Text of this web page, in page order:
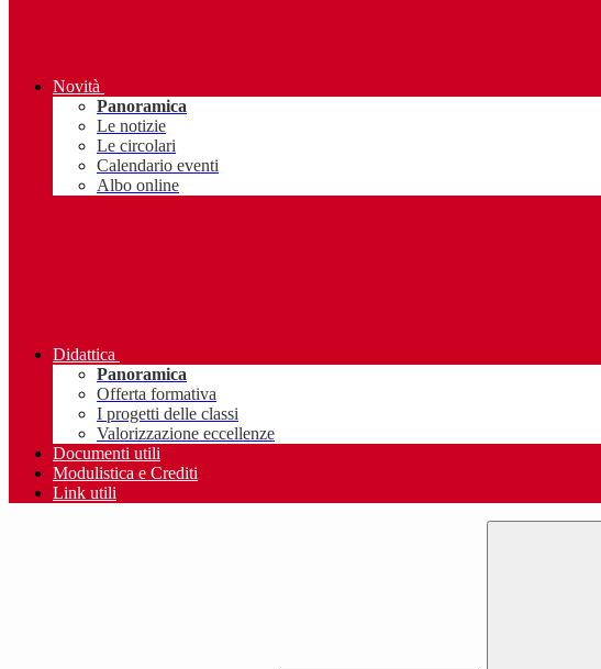
Novità
Panoramica
Le notizie
Le circolari
Calendario eventi
Albo online
Didattica
Panoramica
Offerta formativa
I progetti delle classi
Valorizzazione eccellenze
Documenti utili
Modulistica e Crediti
Link utili